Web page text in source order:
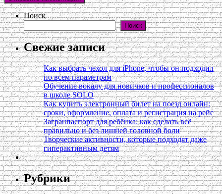
Поиск
Поиск
Свежие записи
Как выбрать чехол для iPhone, чтобы он подходил
по всем параметрам
Обучение вокалу для новичков и профессионалов
в школе SOLO
Как купить электронный билет на поезд онлайн:
сроки, оформление, оплата и регистрация на рейс
Загранпаспорт для ребёнка: как сделать всё
правильно и без лишней головной боли
Творческие активности, которые подходят даже
гиперактивным детям
Рубрики